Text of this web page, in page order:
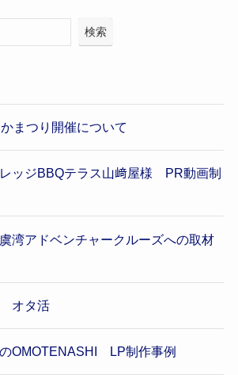
検索
まつり開催について
ッジBBQテラス山﨑屋様 PR動画制
湾アドベンチャークルーズへの取材
オタ活
OMOTENASHI LP制作事例